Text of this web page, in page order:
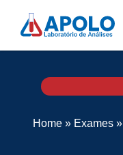
Home» Exames»